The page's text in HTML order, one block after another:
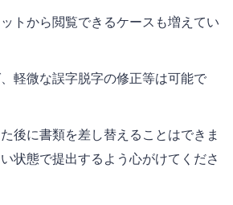
トから閲覧できるケースも増えてい
軽微な誤字脱字の修正等は可能で
後に書類を差し替えることはできま
状態で提出するよう心がけてくださ